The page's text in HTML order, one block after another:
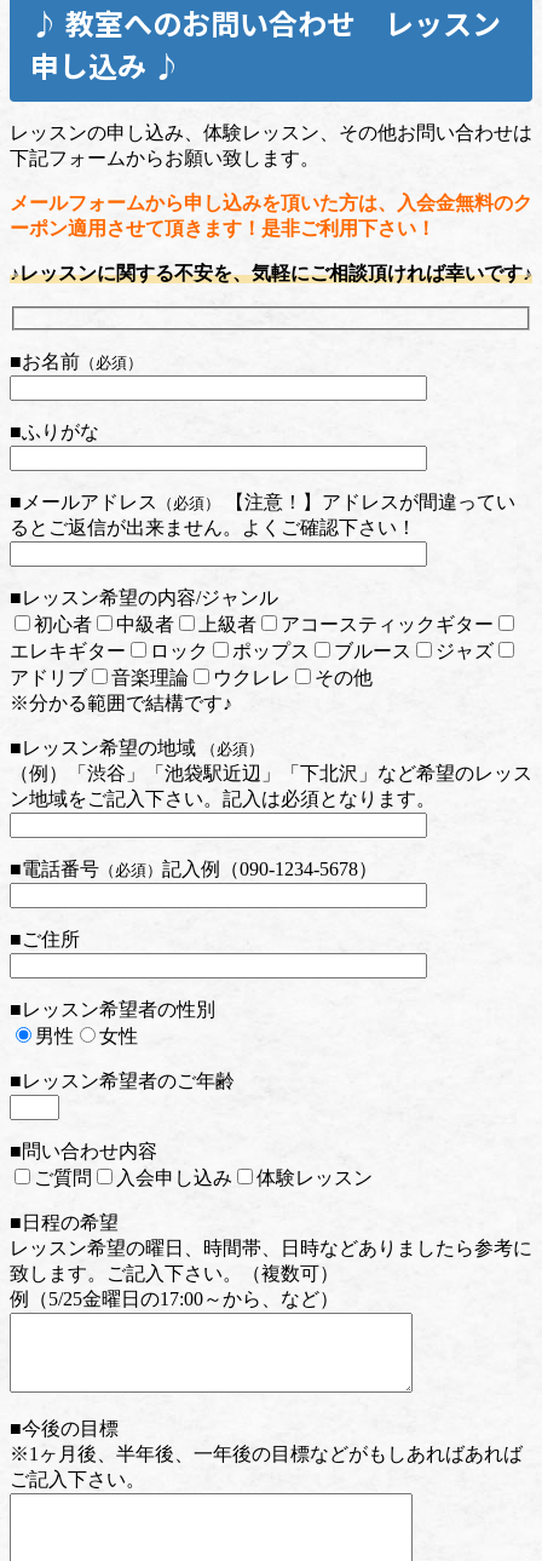
♪ 教室へのお問い合わせ レッスン
申し込み ♪
レッスンの申し込み、体験レッスン、その他お問い合わせは
下記フォームからお願い致します。
メールフォームから申し込みを頂いた方は、入会金無料のク
ーポン適用させて頂きます！是非ご利用下さい！
♪レッスンに関する不安を、気軽にご相談頂ければ幸いです♪
■お名前 （必須）
■ふりがな
■メールアドレス （必須）
【注意！】アドレスが間違ってい
るとご返信が出来ません。よくご確認下さい！
■レッスン希望の内容/ジャンル
初心者
中級者 上級者
アコースティックギター
エレキギター
ロック ポップス ブルース
ジャズ
アドリブ
音楽理論 ウクレレ
その他
※分かる範囲で結構です♪
■レッスン希望の地域 （必須）
（例）「渋谷」「池袋駅近辺」「下北沢」など希望のレッス
ン地域をご記入下さい。記入は必須となります。
■電話番号 （必須） 記入例（090-1234-5678）
■ご住所
■レッスン希望者の性別
男性
女性
■レッスン希望者のご年齢
■問い合わせ内容
ご質問
入会申し込み 体験レッスン
■日程の希望
レッスン希望の曜日、時間帯、日時などありましたら参考に
致します。ご記入下さい。（複数可）
例（5/25金曜日の17:00～から、など）
■今後の目標
※1ヶ月後、半年後、一年後の目標などがもしあればあれば
ご記入下さい。